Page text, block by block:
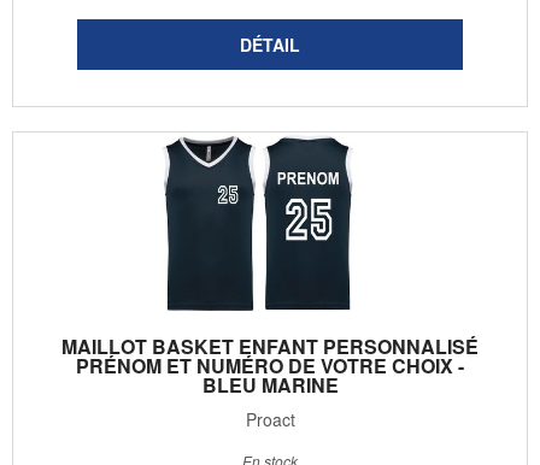
MAILLOT BASKET ENFANT PERSONNALISÉ
PRÉNOM ET NUMÉRO DE VOTRE CHOIX -
BLEU MARINE
Proact
En stock